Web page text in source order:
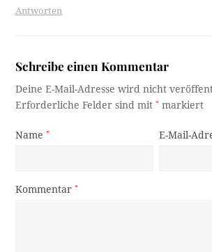
Antworten
Schreibe einen Kommentar
Deine E-Mail-Adresse wird nicht
Erforderliche Felder sind mit* markiert
Name* E-Mail-
Kommentar*